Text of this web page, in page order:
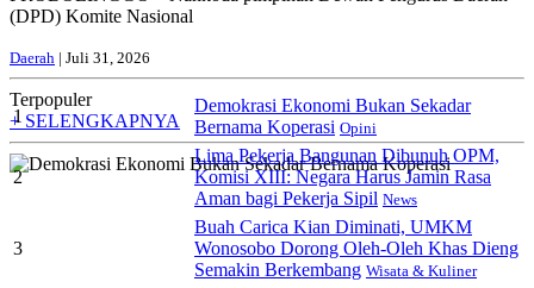
(DPD) Komite Nasional
Daerah | Juli 31, 2026
Terpopuler
+ SELENGKAPNYA
1
Demokrasi Ekonomi Bukan Sekadar
Bernama Koperasi Opini
2
Lima Pekerja Bangunan Dibunuh OPM,
Komisi XIII: Negara Harus Jamin Rasa
Aman bagi Pekerja Sipil News
3
Buah Carica Kian Diminati, UMKM
Wonosobo Dorong Oleh-Oleh Khas Dieng
Semakin Berkembang Wisata & Kuliner